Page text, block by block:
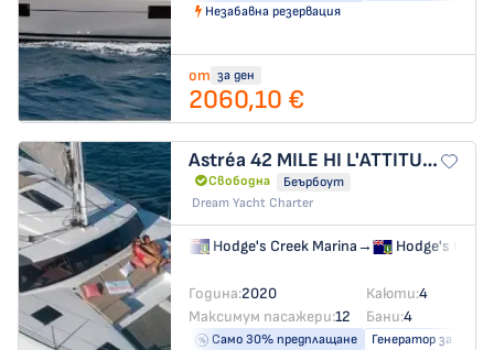
Незабавна резервация
от за ден
2060,10 €
Astréa 42 MILE HI L'ATTITUDES
Свободна
Беърбоут
Dream Yacht Charter
Hodge's Creek Marina→ Hodge's
Година:2020 Каюти:4
Максимум пасажери:12 Бани:4
Само 30% предплащане
Генератор за ток